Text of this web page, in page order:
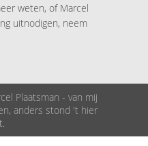
weten, of Marcel
uitnodigen, neem
Plaatsman - van mij
anders stond 't hier